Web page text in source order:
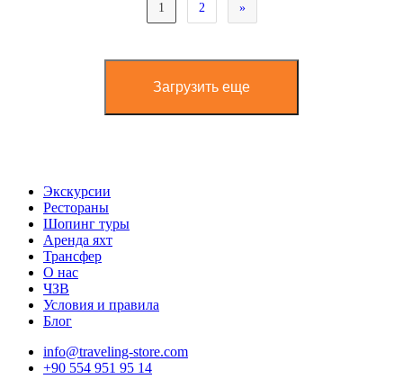
1 2 »
Загрузить еще
Экскурсии
Рестораны
Шопинг туры
Аренда яхт
Трансфер
О нас
ЧЗВ
Условия и правила
Блог
info@traveling-store.com
+90 554 951 95 14